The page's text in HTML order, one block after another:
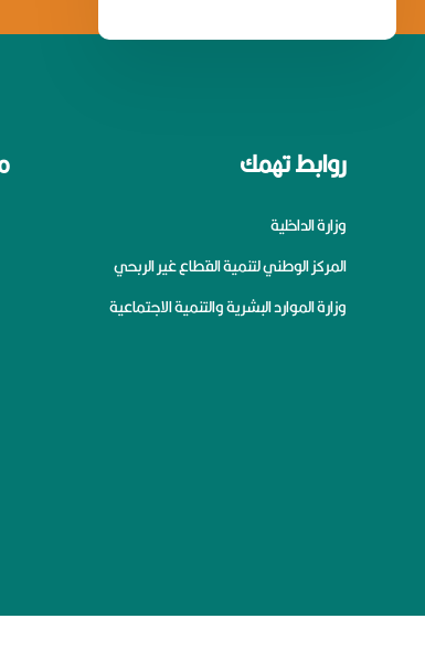
روابط تهمك
وزارة الداخلية
المركز الوطني لتنمية القطاع غير الربحي
وزارة الموارد البشرية والتنمية الاجتماعية